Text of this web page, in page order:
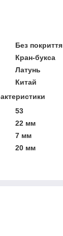
Без покриття
Кран-букса
Латунь
Китай
53
22 мм
7 мм
20 мм